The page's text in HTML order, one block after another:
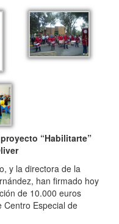
“Habilitarte”
y la directora de la
han firmado hoy
de 10.000 euros
Centro Especial de